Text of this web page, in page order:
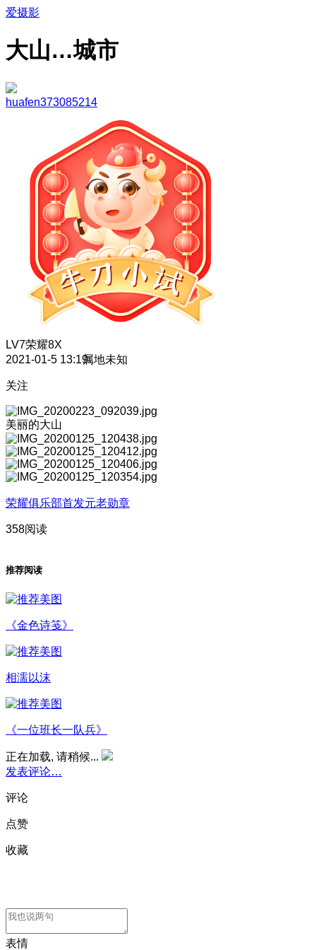
爱摄影
大山…城市
huafen373085214
LV7荣耀8X
2021-01-5 13:19属地未知
关注
美丽的大山
荣耀俱乐部首发元老勋章
358阅读
推荐阅读
《金色诗笺》
相濡以沫
《一位班长一队兵》
正在加载, 请稍候...
发表评论…
评论
点赞
收藏
表情